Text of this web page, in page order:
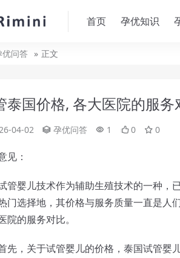
首页 孕优知识
优问答 正文
泰国价格, 各大医院的服务
04-02 孕优问答 1 0 0
见：
婴儿技术作为辅助生殖技术的一种，
门选择地，其价格与服务质量一直是人
院的服务对比。
，关于试管婴儿的价格，泰国试管婴